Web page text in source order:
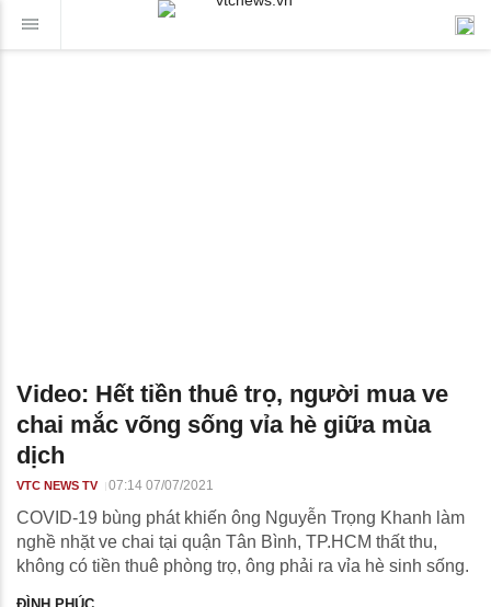
Video: Hết tiền thuê trọ, người mua ve
chai mắc võng sống vỉa hè giữa mùa
dịch
VTC NEWS TV 07:14 07/07/2021
COVID-19 bùng phát khiến ông Nguyễn Trọng Khanh làm
nghề nhặt ve chai tại quận Tân Bình, TP.HCM thất thu,
không có tiền thuê phòng trọ, ông phải ra vỉa hè sinh sống.